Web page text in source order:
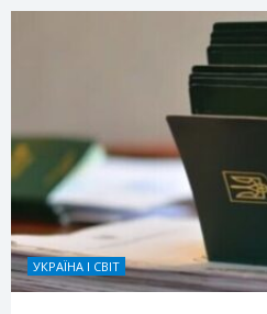
УКРАЇНА І СВІТ